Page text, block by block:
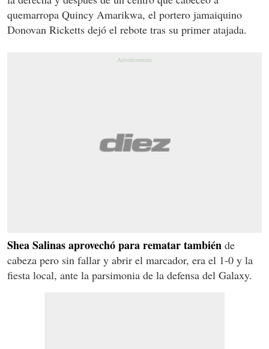
quemarropa Quincy Amarikwa, el portero jamaiquino
Donovan Ricketts dejó el rebote tras su primer atajada.
Shea Salinas aprovechó para rematar también de
cabeza pero sin fallar y abrir el marcador, era el 1-0 y la
fiesta local, ante la parsimonia de la defensa del Galaxy.